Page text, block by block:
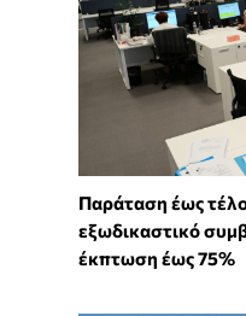
Παράταση έως
εξωδικαστικό
έκπτωση έως 75%